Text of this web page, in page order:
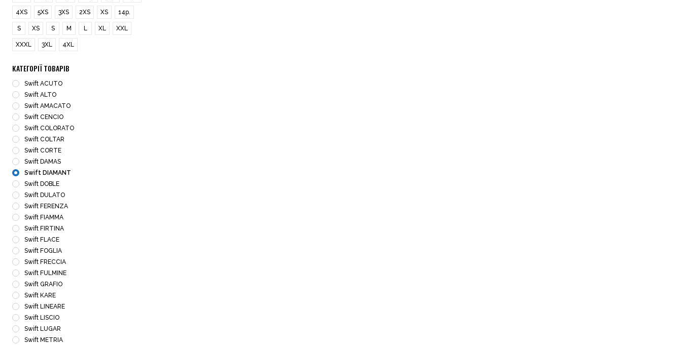
4XS 5XS 3XS 2XS ХS 14р.
S XS S M L XL XXL
XXXL 3XL 4XL
КАТЕГОРІЇ ТОВАРІВ
Swift ACUTO
Swift ALTO
Swift AMACATO
Swift CENCIO
Swift COLORATO
Swift COLTAR
Swift CORTE
Swift DAMAS
Swift DIAMANT
Swift DOBLE
Swift DULATO
Swift FERENZA
Swift FIAMMA
Swift FIRTINA
Swift FLACE
Swift FOGLIA
Swift FRECCIA
Swift FULMINE
Swift GRAFIO
Swift KARE
Swift LINEARE
Swift LISCIO
Swift LUGAR
Swift METRIA